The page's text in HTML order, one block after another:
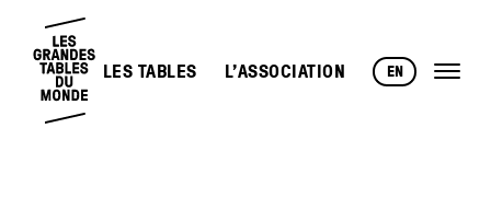
LES TABLES L’ASSOCIATION EN